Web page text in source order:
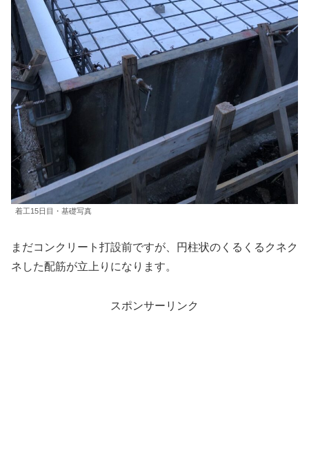
着工15日目・基礎写真
まだコンクリート打設前ですが、円柱状のくるくるクネク
ネした配筋が立上りになります。
スポンサーリンク